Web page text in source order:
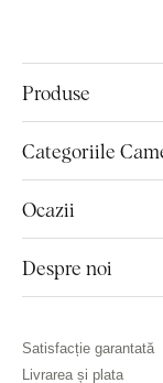
Produse
Categoriile
Ocazii
Despre noi
Satisfacție garantată
Livrarea și plata